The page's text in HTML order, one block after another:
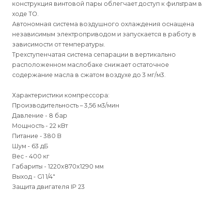
конструкция винтовой пары облегчает доступ к фильтрам в
ходе ТО.
Автономная система воздушного охлаждения оснащена
независимым электроприводом и запускается в работу в
зависимости от температуры.
Трехступенчатая система сепарации в вертикально
расположенном маслобаке снижает остаточное
содержание масла в сжатом воздухе до 3 мг/м3.
Характеристики компрессора:
Производительность – 3,56 м3/мин
Давление - 8 бар
Мощность - 22 кВт
Питание - 380 В
Шум - 63 дБ
Вес - 400 кг
Габариты - 1220x870x1290 мм
Выход - G1 1/4"
Защита двигателя IP 23